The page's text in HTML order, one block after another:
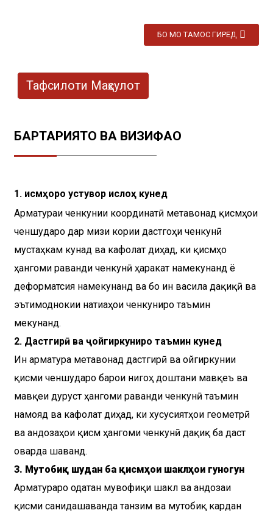
БО МО ТАМОС ГИРЕД
Тафсилоти Маҳсулот
БАРТАРИЯТҲО ВА ВИЗИФАҲО
1. Қисмҳоро устувор ислоҳ кунед
Арматураи ченкунии координатӣ метавонад қисмҳои
ченшударо дар мизи кории дастгоҳи ченкунӣ
мустаҳкам кунад ва кафолат диҳад, ки қисмҳо
ҳангоми раванди ченкунӣ ҳаракат намекунанд ё
деформатсия намекунанд ва бо ин васила дақиқӣ ва
эътимоднокии натиҷаҳои ченкуниро таъмин
мекунанд.
2. Дастгирӣ ва ҷойгиркуниро таъмин кунед
Ин арматура метавонад дастгирӣ ва ҷойгиркунии
қисми ченшударо барои нигоҳ доштани мавқеъ ва
мавқеи дуруст ҳангоми раванди ченкунӣ таъмин
намояд ва кафолат диҳад, ки хусусиятҳои геометрӣ
ва андозаҳои қисм ҳангоми ченкунӣ дақиқ ба даст
оварда шаванд.
3. Мутобиқ шудан ба қисмҳои шаклҳои гуногун
Арматураро одатан мувофиқи шакл ва андозаи
қисми санҷидашаванда танзим ва мутобиқ кардан